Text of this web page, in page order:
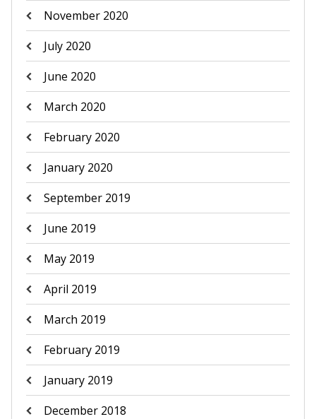
November 2020
July 2020
June 2020
March 2020
February 2020
January 2020
September 2019
June 2019
May 2019
April 2019
March 2019
February 2019
January 2019
December 2018